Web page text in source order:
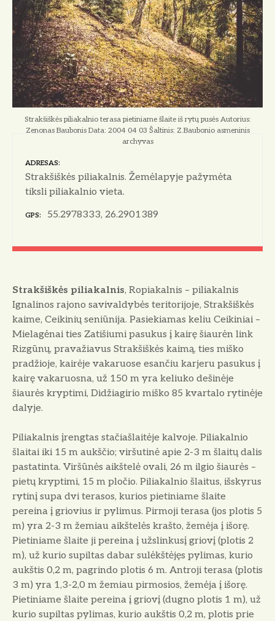
Strakšiškės piliakalnio terasa pietiniame šlaite iš rytų pusės Autorius:
Zenonas Baubonis Data: 2004 04 03 Šaltinis: Z.Baubonio asmeninis
archyvas
ADRESAS
Strakšiškės piliakalnis. Žemėlapyje pažymėta
tiksli piliakalnio vieta.
GPS 55.2978333, 26.2901389
Strakšiškės piliakalnis, Ropiakalnis – piliakalnis
Ignalinos rajono savivaldybės teritorijoje, Strakšiškės
kaime, Ceikinių seniūnija. Pasiekiamas keliu Ceikiniai –
Mielagėnai ties Zatišiumi pasukus į kairę šiaurėn link
Rizgūnų, pravažiavus Strakšiškės kaimą, ties miško
pradžioje, kairėje vakaruose esančiu karjeru pasukus į
kairę vakaruosna, už 150 m yra keliuko dešinėje
šiaurės kryptimi, Didžiagirio miško 85 kvartalo rytinėje
dalyje.
Piliakalnis įrengtas stačiašlaitėje kalvoje. Piliakalnio
šlaitai iki 15 m aukščio; viršutinė apie 2-3 m šlaitų dalis
pastatinta. Viršūnės aikštelė ovali, 26 m ilgio šiaurės –
pietų kryptimi, 15 m pločio. Piliakalnio šlaitus, išskyrus
rytinį supa dvi terasos, kurios pietiniame šlaite
pereina į griovius ir pylimus. Pirmoji terasa (jos plotis 5
m) yra 2-3 m žemiau aikštelės krašto, žemėja į išorę.
Pietiniame šlaite ji pereina į užslinkusį griovį (plotis 2
m), už kurio supiltas dabar sulėkštėjęs pylimas, kurio
aukštis 0,2 m, pagrindo plotis 6 m. Antroji terasa (plotis
3 m) yra 1,3-2,0 m žemiau pirmosios, žemėja į išorę.
Pietiniame šlaite pereina į griovį (dugno plotis 1 m), už
kurio supiltas pylimas, kurio aukštis 0,2 m, plotis prie